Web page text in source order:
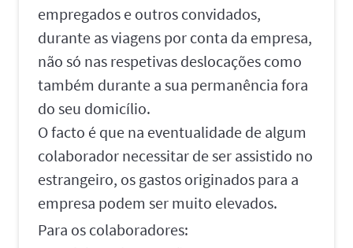
empregados e outros convidados,
durante as viagens por conta da empresa,
não só nas respetivas deslocações como
também durante a sua permanência fora
do seu domicílio.
O facto é que na eventualidade de algum
colaborador necessitar de ser assistido no
estrangeiro, os gastos originados para a
empresa podem ser muito elevados.
Para os colaboradores: